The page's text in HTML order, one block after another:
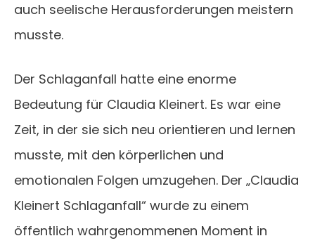
auch seelische Herausforderungen meistern
musste.
Der Schlaganfall hatte eine enorme
Bedeutung für Claudia Kleinert. Es war eine
Zeit, in der sie sich neu orientieren und lernen
musste, mit den körperlichen und
emotionalen Folgen umzugehen. Der „Claudia
Kleinert Schlaganfall“ wurde zu einem
öffentlich wahrgenommenen Moment in